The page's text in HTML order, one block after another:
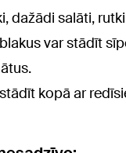
dažādi salāti,
var stādīt
kopā ar